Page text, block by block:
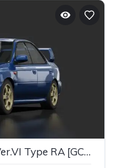
Subaru Impreza WRX STI Ver.VI Type RA [GC8] 99'